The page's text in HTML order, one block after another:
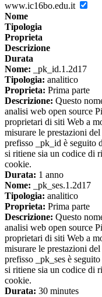
www.ic16bo.edu.it
Nome
Tipologia
Proprieta
Descrizione
Durata
Nome: _pk_id.1.2d17
Tipologia: analitico
Proprieta: Prima parte
Descrizione: Questo
analisi web open source
proprietari di siti Web a
misurare le prestazioni
prefisso _pk_id è seguito
si ritiene sia un codice di
cookie.
Durata: 1 anno
Nome: _pk_ses.1.2d17
Tipologia: analitico
Proprieta: Prima parte
Descrizione: Questo
analisi web open source
proprietari di siti Web a
misurare le prestazioni
prefisso _pk_ses è
si ritiene sia un codice di
cookie.
Durata: 30 minutes